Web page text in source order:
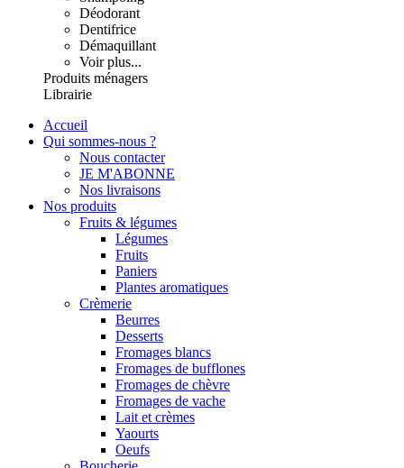
Déodorant
Dentifrice
Démaquillant
Voir plus...
Produits ménagers
Librairie
Accueil
Qui sommes-nous ?
Nous contacter
JE M'ABONNE
Nos livraisons
Nos produits
Fruits & légumes
Légumes
Fruits
Paniers
Plantes aromatiques
Crèmerie
Beurres
Desserts
Fromages blancs
Fromages de bufflones
Fromages de chèvre
Fromages de vache
Lait et crèmes
Yaourts
Oeufs